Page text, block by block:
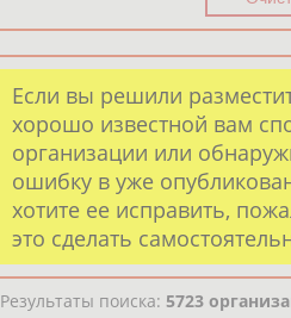
Если вы решили
хорошо известной вам
организации или
ошибку в уже
хотите ее исправить,
это сделать
Результаты поиска: 5723